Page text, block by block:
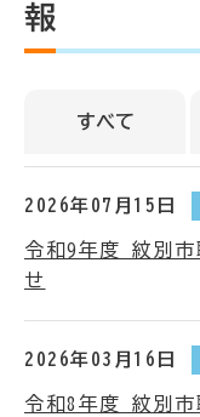
報
すべて
2026年07月15日
令和9年度 紋別市
せ
2026年03月16日
令和8年度 紋別市